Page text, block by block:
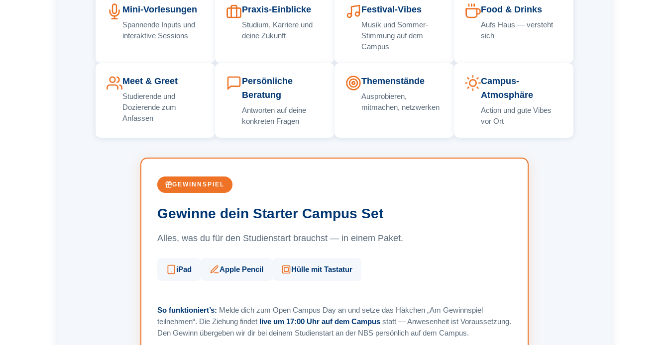
Mini-Vorlesungen
Spannende Inputs und
interaktive Sessions
Praxis-Einblicke
Studium, Karriere und
deine Zukunft
Festival-Vibes
Musik und Sommer-
Stimmung auf dem
Campus
Food & Drinks
Aufs Haus — versteht
sich
Meet & Greet
Studierende und
Dozierende zum
Anfassen
Persönliche
Beratung
Antworten auf deine
konkreten Fragen
Themenstände
Ausprobieren,
mitmachen, netzwerken
Campus-
Atmosphäre
Action und gute Vibes
vor Ort
GEWINNSPIEL
Gewinne dein Starter Campus Set
Alles, was du für den Studienstart brauchst — in einem Paket.
iPad Apple Pencil Hülle mit Tastatur
So funktioniert’s: Melde dich zum Open Campus Day an und setze das Häkchen „Am Gewinnspiel
teilnehmen“. Die Ziehung findet live um 17:00 Uhr auf dem Campus statt — Anwesenheit ist Voraussetzung.
Den Gewinn übergeben wir dir bei deinem Studienstart an der NBS persönlich auf dem Campus.